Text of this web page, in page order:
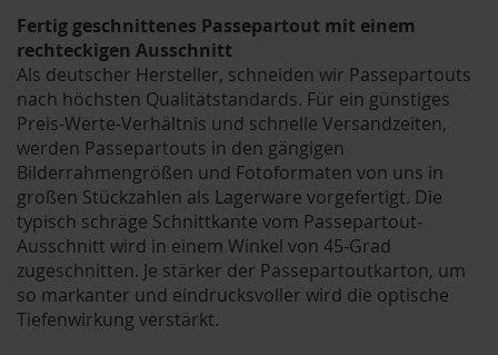
Fertig geschnittenes Passepartout mit einem
rechteckigen Ausschnitt
Als deutscher Hersteller, schneiden wir Passepartouts
nach höchsten Qualitätstandards. Für ein günstiges
Preis-Werte-Verhältnis und schnelle Versandzeiten,
werden Passepartouts in den gängigen
Bilderrahmengrößen und Fotoformaten von uns in
großen Stückzahlen als Lagerware vorgefertigt. Die
typisch schräge Schnittkante vom Passepartout-
Ausschnitt wird in einem Winkel von 45-Grad
zugeschnitten. Je stärker der Passepartoutkarton, um
so markanter und eindrucksvoller wird die optische
Tiefenwirkung verstärkt.